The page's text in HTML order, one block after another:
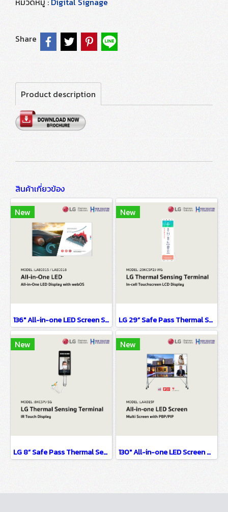
Share
Product description
สินค้าเกี่ยวข้อง
New
136" All-in-one LED Screen Smart Series
New
LG 29” Safe Pass Thermal Sensing Solution
New
LG 8” Safe Pass Thermal Sensing Solution
New
130" All-in-one LED Screen Premium Series